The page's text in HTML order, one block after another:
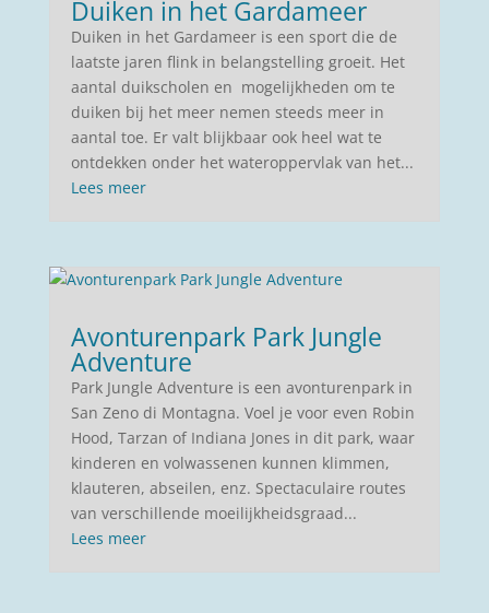
Duiken in het Gardameer
Duiken in het Gardameer is een sport die de
laatste jaren flink in belangstelling groeit. Het
aantal duikscholen en mogelijkheden om te
duiken bij het meer nemen steeds meer in
aantal toe. Er valt blijkbaar ook heel wat te
ontdekken onder het wateroppervlak van het...
Lees meer
Avonturenpark Park Jungle
Adventure
Park Jungle Adventure is een avonturenpark in
San Zeno di Montagna. Voel je voor even Robin
Hood, Tarzan of Indiana Jones in dit park, waar
kinderen en volwassenen kunnen klimmen,
klauteren, abseilen, enz. Spectaculaire routes
van verschillende moeilijkheidsgraad...
Lees meer